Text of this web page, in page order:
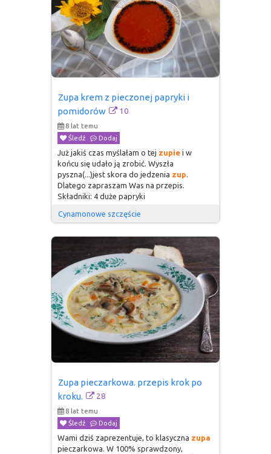
Zupa krem z pieczonej papryki i
pomidorów
10
8 lat temu
Śledź
Dodaj
Już jakiś czas myślałam o tej zupie i w
końcu się udało ją zrobić. Wyszła
pyszna(...)jest skora do jedzenia zup.
Dlatego zapraszam Was na przepis.
Składniki: 4 duże papryki
Cynamonowe szczęście
Zupa pieczarkowa. przepis krok po
kroku.
28
8 lat temu
Śledź
Dodaj
Wami dziś zaprezentuje, to klasyczna zupa
pieczarkowa. W 100% sprawdzony,